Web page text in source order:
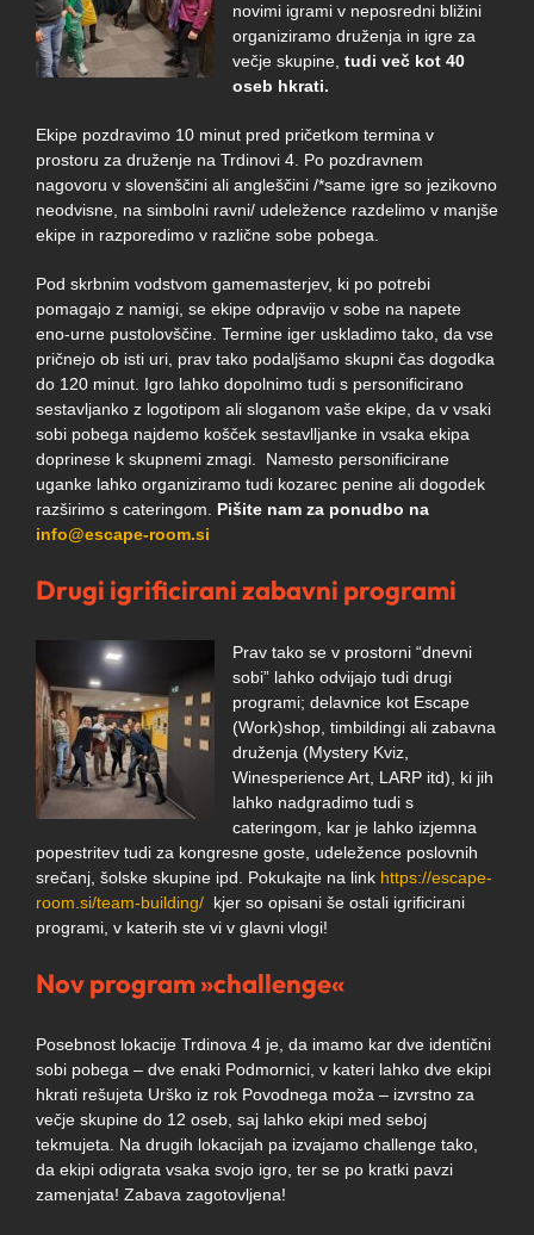
novimi igrami v neposredni bližini
organiziramo druženja in igre za
večje skupine, tudi več kot 40
oseb hkrati.
Ekipe pozdravimo 10 minut pred pričetkom termina v
prostoru za druženje na Trdinovi 4. Po pozdravnem
nagovoru v slovenščini ali angleščini /*same igre so jezikovno
neodvisne, na simbolni ravni/ udeležence razdelimo v manjše
ekipe in razporedimo v različne sobe pobega.
Pod skrbnim vodstvom gamemasterjev, ki po potrebi
pomagajo z namigi, se ekipe odpravijo v sobe na napete
eno-urne pustolovščine. Termine iger uskladimo tako, da vse
pričnejo ob isti uri, prav tako podaljšamo skupni čas dogodka
do 120 minut. Igro lahko dopolnimo tudi s personificirano
sestavljanko z logotipom ali sloganom vaše ekipe, da v vsaki
sobi pobega najdemo košček sestavlljanke in vsaka ekipa
doprinese k skupnemi zmagi. Namesto personificirane
uganke lahko organiziramo tudi kozarec penine ali dogodek
razširimo s cateringom. Pišite nam za ponudbo na
info@escape-room.si
Drugi igrificirani zabavni programi
Prav tako se v prostorni “dnevni
sobi” lahko odvijajo tudi drugi
programi; delavnice kot Escape
(Work)shop, timbildingi ali zabavna
druženja (Mystery Kviz,
Winesperience Art, LARP itd), ki jih
lahko nadgradimo tudi s
cateringom, kar je lahko izjemna
popestritev tudi za kongresne goste, udeležence poslovnih
srečanj, šolske skupine ipd. Pokukajte na link https://escape-
room.si/team-building/kjer so opisani še ostali igrificirani
programi, v katerih ste vi v glavni vlogi!
Nov program »challenge«
Posebnost lokacije Trdinova 4 je, da imamo kar dve identični
sobi pobega – dve enaki Podmornici, v kateri lahko dve ekipi
hkrati rešujeta Urško iz rok Povodnega moža – izvrstno za
večje skupine do 12 oseb, saj lahko ekipi med seboj
tekmujeta. Na drugih lokacijah pa izvajamo challenge tako,
da ekipi odigrata vsaka svojo igro, ter se po kratki pavzi
zamenjata! Zabava zagotovljena!